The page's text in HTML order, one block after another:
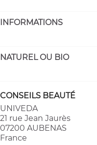
INFORMATIONS
NATUREL OU BIO
CONSEILS BEAUTÉ
UNIVEDA
21 rue Jean Jaurès
07200 AUBENAS
France